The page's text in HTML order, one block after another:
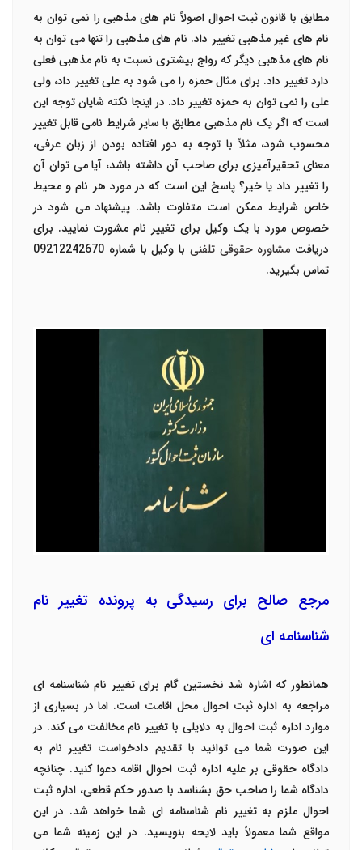
مطابق با قانون ثبت احوال اصولاً نام های مذهبی را نمی توان به
نام های غیر مذهبی تغییر داد. نام های مذهبی را تنها می توان به
نام های مذهبی دیگر که رواج بیشتری نسبت به نام مذهبی فعلی
دارد تغییر داد. برای مثال حمزه را می شود به علی تغییر داد، ولی
علی را نمی توان به حمزه تغییر داد. در اینجا نکته شایان توجه این
است که اگر یک نام مذهبی مطابق با سایر شرایط نامی قابل تغییر
محسوب شود، مثلاً با توجه به دور افتاده بودن از زبان عرفی،
معنای تحقیرآمیزی برای صاحب آن داشته باشد، آیا می توان آن
را تغییر داد یا خیر؟ پاسخ این است که در مورد هر نام و محیط
خاص شرایط ممکن است متفاوت باشد. پیشنهاد می شود در
خصوص مورد با یک وکیل برای تغییر نام مشورت نمایید. برای
دریافتمشاوره حقوقی تلفنی
با وکیل با شماره 09212242670
تماس بگیرید.
مرجع صالح برای رسیدگی به پرونده تغییر نام
شناسنامه ای
همانطور که اشاره شد نخستین گام برای تغییر نام شناسنامه ای
مراجعه به اداره ثبت احوال محل اقامت است. اما در بسیاری از
موارد اداره ثبت احوال به دلایلی با تغییر نام مخالفت می کند. در
این صورت شما می توانید با تقدیم دادخواست تغییر نام به
دادگاه حقوقی بر علیه اداره ثبت احوال اقامه دعوا کنید. چنانچه
دادگاه شما را صاحب حق بشناسد با صدور حکم قطعی، اداره ثبت
احوال ملزم به تغییر نام شناسنامه ای شما خواهد شد. در این
مواقع شما معمولاً باید لایحه بنویسید. در این زمینه شما می